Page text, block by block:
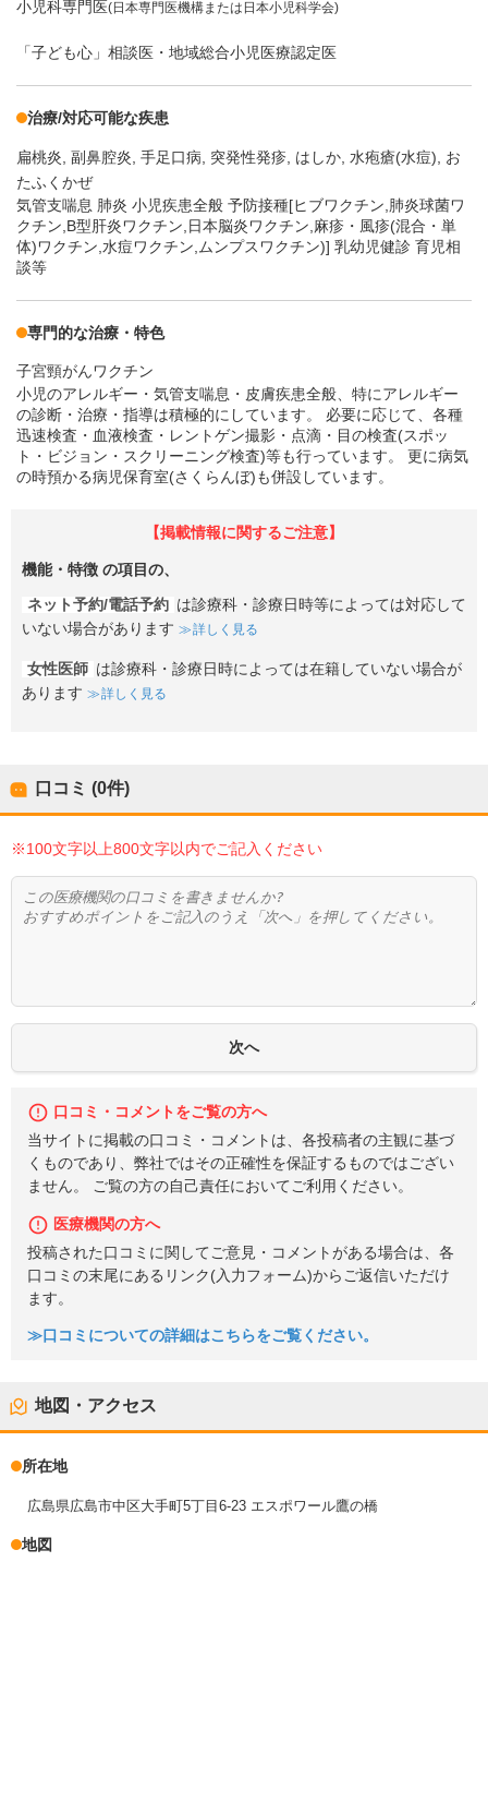
小児科専門医(日本専門医機構または日本小児科学会)
「子ども心」相談医・地域総合小児医療認定医
治療/対応可能な疾患
扁桃炎 副鼻腔炎 手足口病 突発性発疹 はしか 水疱瘡(水痘)
お
たふくかぜ
気管支喘息 肺炎 小児疾患全般 予防接種[ヒブワクチン,肺炎球菌ワ
クチン,B型肝炎ワクチン,日本脳炎ワクチン,麻疹・風疹(混合・単
体)ワクチン,水痘ワクチン,ムンプスワクチン)] 乳幼児健診 育児相
談等
専門的な治療・特色
子宮頸がんワクチン
小児のアレルギー・気管支喘息・皮膚疾患全般、特にアレルギー
の診断・治療・指導は積極的にしています。 必要に応じて、各種
迅速検査・血液検査・レントゲン撮影・点滴・目の検査(スポッ
ト・ビジョン・スクリーニング検査)等も行っています。 更に病気
の時預かる病児保育室(さくらんぼ)も併設しています。
【掲載情報に関するご注意】
機能・特徴 の項目の、
ネット予約/電話予約 は診療科・診療日時等によっては対応して
いない場合があります
詳しく見る
女性医師 は診療科・診療日時によっては在籍していない場合が
あります
詳しく見る
口コミ (0件)
※100文字以上800文字以内でご記入ください
口コミ・コメントをご覧の方へ
当サイトに掲載の口コミ・コメントは、各投稿者の主観に基づ
くものであり、弊社ではその正確性を保証するものではござい
ません。 ご覧の方の自己責任においてご利用ください。
医療機関の方へ
投稿された口コミに関してご意見・コメントがある場合は、各
口コミの末尾にあるリンク(入力フォーム)からご返信いただけ
ます。
≫口コミについての詳細はこちらをご覧ください。
地図・アクセス
所在地
広島県広島市中区大手町5丁目6-23 エスポワール鷹の橋
地図